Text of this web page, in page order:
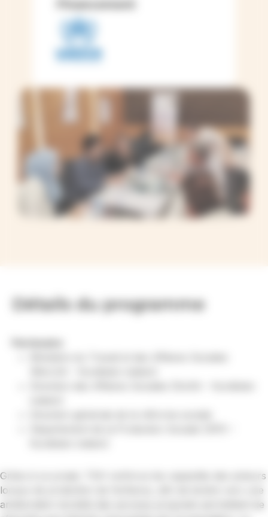
Détails du programme
Grâce à ce projet, TGH renforce les capacités des acteurs
locaux de protection de l’enfance, afin de tendre vers une
amélioration durable des services proposés permettant de